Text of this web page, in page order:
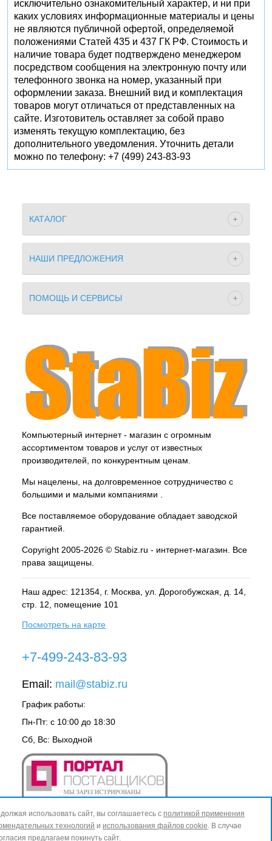
исключительно ознакомительный характер, и ни при
каких условиях информационные материалы и цены
не являются публичной офертой, определяемой
положениями Статей 435 и 437 ГК РФ. Стоимость и
наличие товара будет подтверждено менеджером
посредством сообщения на электронную почту или
телефонного звонка на номер, указанный при
оформлении заказа. Внешний вид и комплектация
товаров могут отличаться от представленных на
сайте. Изготовитель оставляет за собой право
изменять текущую комплектацию, без
дополнительного уведомления. Уточнить детали
можно по телефону: +7 (499) 243-83-93
КАТАЛОГ
НАШИ ПРЕДЛОЖЕНИЯ
ПОМОЩЬ И СЕРВИСЫ
Компьютерный интернет - магазин с огромным
ассортиментом товаров и услуг от известных
производителей, по конкурентным ценам.
Мы нацелены, на долговременное сотрудничество с
большими и малыми компаниями .
Все поставляемое оборудование обладает заводской
гарантией.
Copyright 2005-2026 © Stabiz.ru - интернет-магазин. Все
права защищены.
Наш адрес: 121354, г. Москва , ул. Дорогобужская, д. 14,
стр. 12, помещение 101
Посмотреть на карте
+7-499-243-83-93
Email: mail@stabiz.ru
График работы:
Пн-Пт: с 10:00 до 18:30
Сб, Вс: Выходной
использовать сайт, вы соглашаетесь с политикой применения
технологий и использования файлов cookie. В случае
предлагаем покинуть сайт.